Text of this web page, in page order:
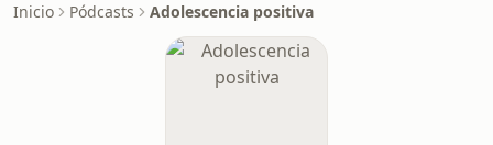
Inicio Pódcasts Adolescencia positiva